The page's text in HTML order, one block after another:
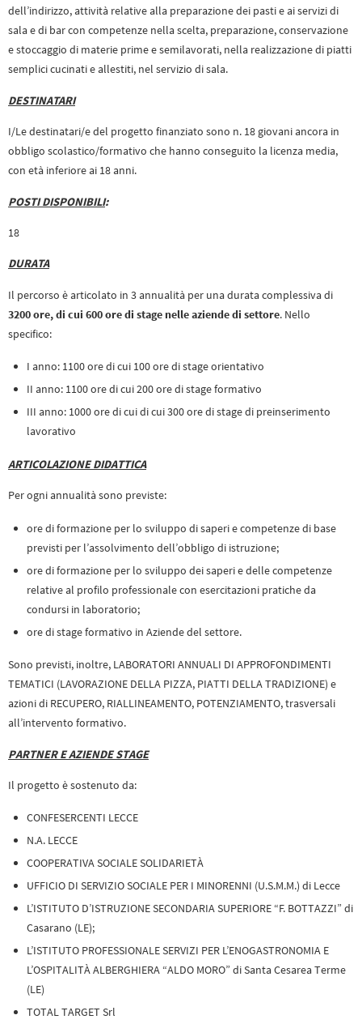
dell’indirizzo, attività relative alla preparazione dei pasti e ai servizi di
sala e di bar con competenze nella scelta, preparazione, conservazione
e stoccaggio di materie prime e semilavorati, nella realizzazione di piatti
semplici cucinati e allestiti, nel servizio di sala.
DESTINATARI
I/Le destinatari/e del progetto finanziato sono n. 18 giovani ancora in
obbligo scolastico/formativo che hanno conseguito la licenza media,
con età inferiore ai 18 anni.
POSTI DISPONIBILI:
18
DURATA
Il percorso è articolato in 3 annualità per una durata complessiva di
3200 ore, di cui 600 ore di stage nelle aziende di settore. Nello
specifico:
I anno: 1100 ore di cui 100 ore di stage orientativo
II anno: 1100 ore di cui 200 ore di stage formativo
III anno: 1000 ore di cui di cui 300 ore di stage di preinserimento
lavorativo
ARTICOLAZIONE DIDATTICA
Per ogni annualità sono previste:
ore di formazione per lo sviluppo di saperi e competenze di base
previsti per l’assolvimento dell’obbligo di istruzione;
ore di formazione per lo sviluppo dei saperi e delle competenze
relative al profilo professionale con esercitazioni pratiche da
condursi in laboratorio;
ore di stage formativo in Aziende del settore.
Sono previsti, inoltre, LABORATORI ANNUALI DI APPROFONDIMENTI
TEMATICI (LAVORAZIONE DELLA PIZZA, PIATTI DELLA TRADIZIONE) e
azioni di RECUPERO, RIALLINEAMENTO, POTENZIAMENTO, trasversali
all’intervento formativo.
PARTNER E AZIENDE STAGE
Il progetto è sostenuto da:
CONFESERCENTI LECCE
N.A. LECCE
COOPERATIVA SOCIALE SOLIDARIETÀ
UFFICIO DI SERVIZIO SOCIALE PER I MINORENNI (U.S.M.M.) di Lecce
L’ISTITUTO D’ISTRUZIONE SECONDARIA SUPERIORE “F. BOTTAZZI” di
Casarano (LE);
L’ISTITUTO PROFESSIONALE SERVIZI PER L’ENOGASTRONOMIA E
L’OSPITALITÀ ALBERGHIERA “ALDO MORO” di Santa Cesarea Terme
(LE)
TOTAL TARGET Srl